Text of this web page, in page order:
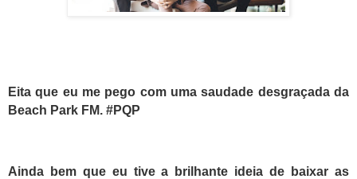
Eita que eu me pego com uma saudade desgraçadada
Beach Park FM. #PQP
Ainda bem que eu tive a brilhante ideia de baixar as